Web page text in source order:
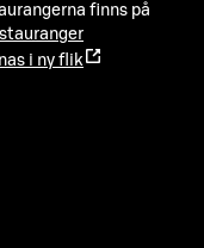
finns på
i ny flik